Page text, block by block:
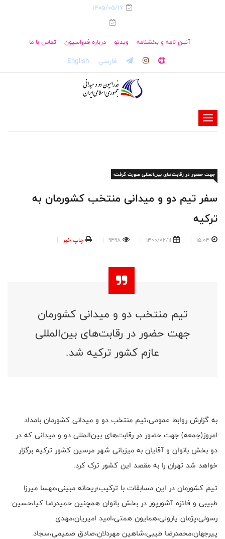
1405/05/17
آئین نامه و بخشنامه ویدئو درباره فدراسیون تماس با ما
فارسی English
-
-
-
-
جهت حضور در رقابت‌های بین‌المللی صورت گرفت؛
سفر تیم دو و میدانی منتخب کشورمان به
ترکیه
15:04
1400/02/11
9498 چاپ خبر
تیم منتخب دو و میدانی کشورمان
جهت حضور در رقابت‌های بین‌المللی
عازم کشور ترکیه شد.
به گزارش روابط عمومی،تیم منتخب دو و میدانی کشورمان بامداد
امروز(جمعه) جهت حضور در رقابت‌های بین‌المللی دو و میدانی که در
دو بخش بانوان و آقایان به میزبانی شهر مرسین کشور ترکیه برگزار
خواهد شد تهران را به مقصد این کشور ترک کرد.
تیم کشورمان در این مسابقات با ترکیب؛ریحانه مبینی،مهسا میرزا
طبیبی و فائزه آشورپور در بخش بانوان همچنین حمیدرضا کیا،حسین
رسولی،پژمان یارولی،همایون همتی،امید امیریان،مهدی
پیرجهان،محمدرضا طیبی،شاهین مهردلان،صادق صمیمی،سجاد